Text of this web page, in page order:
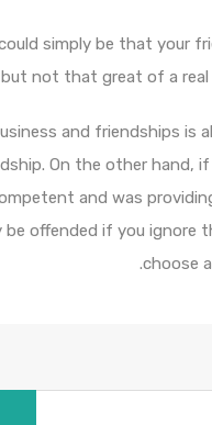
simply be that your
not that great of a real
and friendships is
On the other hand,
and was
be offended if you ignore
choose